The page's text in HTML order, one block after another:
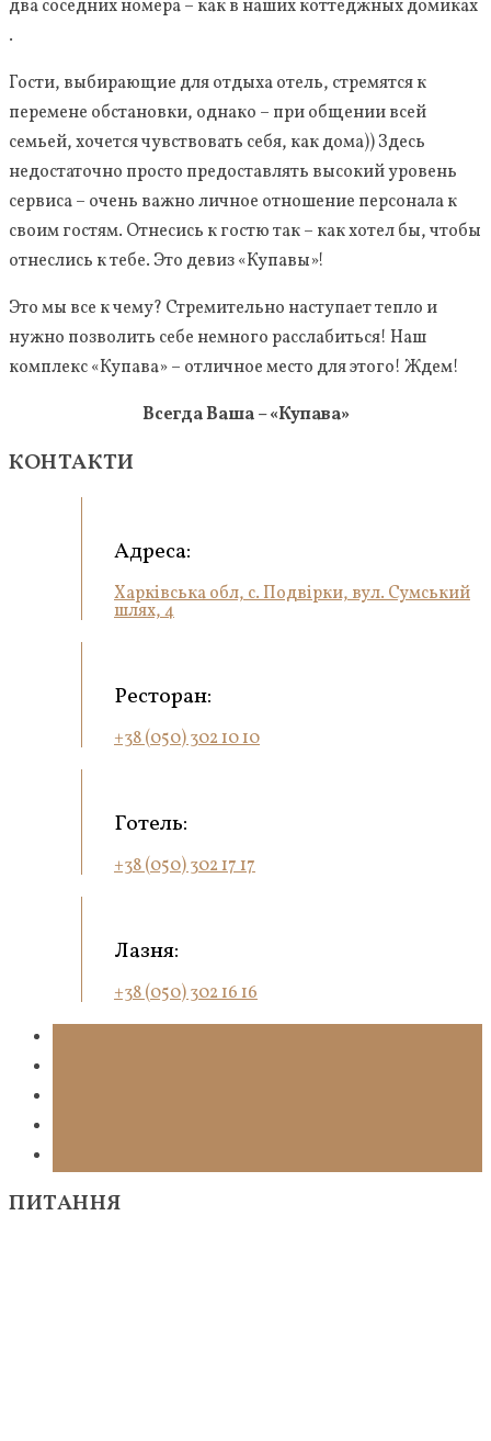
два соседних номера – как в наших коттеджных домиках
.
Гости, выбирающие для отдыха отель, стремятся к
перемене обстановки, однако – при общении всей
семьей, хочется чувствовать себя, как дома)) Здесь
недостаточно просто предоставлять высокий уровень
сервиса – очень важно личное отношение персонала к
своим гостям. Отнесись к гостю так – как хотел бы, чтобы
отнеслись к тебе. Это девиз «Купавы»!
Это мы все к чему? Стремительно наступает тепло и
нужно позволить себе немного расслабиться! Наш
комплекс «Купава» – отличное место для этого! Ждем!
Всегда Ваша – «Купава»
КОНТАКТИ
Адреса:
Харківська обл, с. Подвірки, вул. Сумський
шлях, 4
Ресторан:
+38 (050) 302 10 10
Готель:
+38 (050) 302 17 17
Лазня:
+38 (050) 302 16 16
ПИТАННЯ